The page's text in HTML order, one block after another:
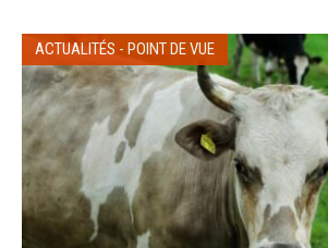
ACTUALITÉS - POINT DE VUE